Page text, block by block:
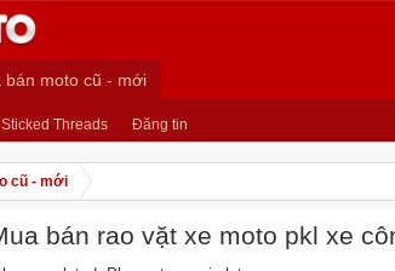
bán moto cũ - mới
Sticked Threads Đăng tin
cũ - mới
bán rao vặt xe moto pkl xe